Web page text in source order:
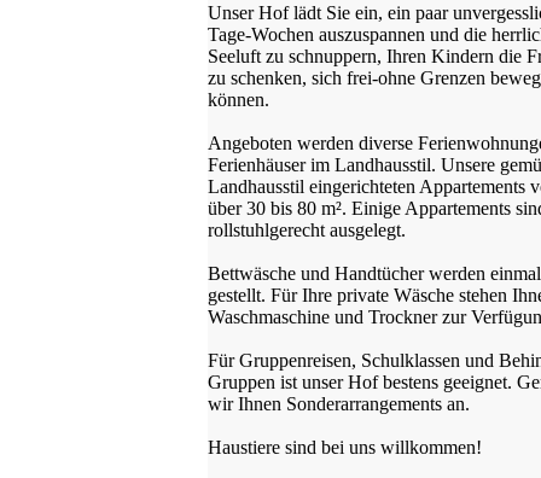
Unser Hof lädt Sie ein, ein paar
Tage-Wochen auszuspannen und die
Seeluft zu schnuppern, Ihren Kindern die
zu schenken, sich frei-ohne Grenzen
können.
Angeboten werden diverse
Ferienhäuser im Landhausstil. Unsere
Landhausstil eingerichteten Appartements
über 30 bis 80 m². Einige Appartements
rollstuhlgerecht ausgelegt.
Bettwäsche und Handtücher werden
gestellt. Für Ihre private Wäsche stehen
Waschmaschine und Trockner zur
Für Gruppenreisen, Schulklassen und
Gruppen ist unser Hof bestens geeignet.
wir Ihnen Sonderarrangements an.
Haustiere sind bei uns willkommen!